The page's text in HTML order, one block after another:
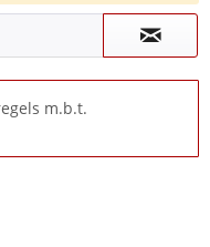
m.b.t.